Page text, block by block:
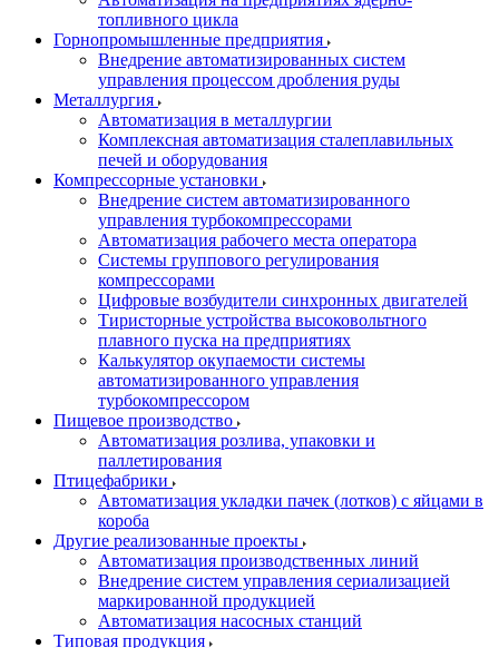
топливного цикла
Горнопромышленные предприятия
Внедрение автоматизированных систем
управления процессом дробления руды
Металлургия
Автоматизация в металлургии
Комплексная автоматизация сталеплавильных
печей и оборудования
Компрессорные установки
Внедрение систем автоматизированного
управления турбокомпрессорами
Автоматизация рабочего места оператора
Системы группового регулирования
компрессорами
Цифровые возбудители синхронных двигателей
Тиристорные устройства высоковольтного
плавного пуска на предприятиях
Калькулятор окупаемости системы
автоматизированного управления
турбокомпрессором
Пищевое производство
Автоматизация розлива, упаковки и
паллетирования
Птицефабрики
Автоматизация укладки пачек (лотков) с яйцами в
короба
Другие реализованные проекты
Автоматизация производственных линий
Внедрение систем управления сериализацией
маркированной продукцией
Автоматизация насосных станций
Типовая продукция